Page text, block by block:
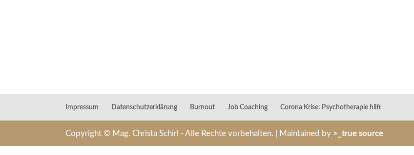
Impressum Datenschutzerklärung Burnout Job Coaching Corona Krise: Psychotherapie hilft
Copyright © Mag. Christa Schirl - Alle Rechte vorbehalten. | Maintained by >_true source